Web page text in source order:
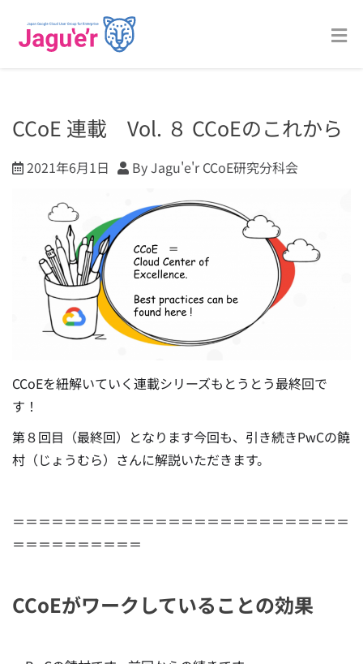
CCoE 連載 Vol. ８ CCoEのこれから
2021年6月1日 By Jagu'e'r CCoE研究分科会
CCoEを紐解いていく連載シリーズもとうとう最終回で
す！
第８回目（最終回）となります今回も、引き続きPwCの饒
村（じょうむら）さんに解説いただきます。
＝＝＝＝＝＝＝＝＝＝＝＝＝＝＝＝＝＝＝＝＝＝＝＝＝＝
＝＝＝＝＝＝＝＝＝＝
CCoEがワークしていることの効果